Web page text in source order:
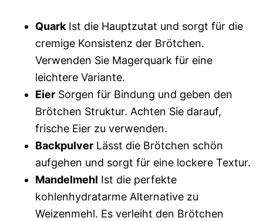
QuarkIst die Hauptzutat und sorgt für die
cremige Konsistenz der Brötchen.
Verwenden Sie Magerquark für eine
leichtere Variante.
Eier Sorgen für Bindung und geben den
Brötchen Struktur. Achten Sie darauf,
frische Eier zu verwenden.
Backpulver Lässt die Brötchen schön
aufgehen und sorgt für eine lockere Textur.
Mandelmehl Ist die perfekte
kohlenhydratarme Alternative zu
Weizenmehl. Es verleiht den Brötchen